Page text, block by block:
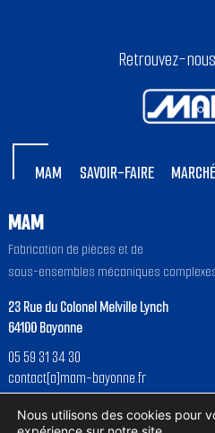
Retrouvez-
MAM SAVOIR-FAIRE
MAM
Fabrication de pièces et de
sous-ensembles mécaniques
23 Rue du Colonel Melville Lynch
64100 Bayonne
05 59 31 34 30
contact[a]mam-bayonne.fr
Hébergé sur un serveur
Nous utilisons des cookies pour